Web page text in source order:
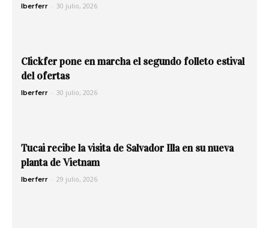
Iberferr - 30 julio, 2026
Clickfer pone en marcha el segundo folleto estival
del ofertas
Iberferr - 30 julio, 2026
Tucai recibe la visita de Salvador Illa en su nueva
planta de Vietnam
Iberferr - 29 julio, 2026